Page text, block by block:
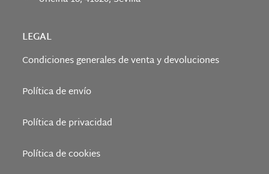
LEGAL
Condiciones generales de venta y devoluciones
Política de envío
Política de privacidad
Política de cookies